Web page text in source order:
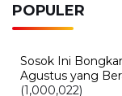
POPULER
Sosok Ini
Agustus yang
(1,000,022)